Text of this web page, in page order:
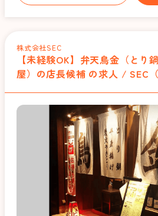
株式会社SEC
【未経験OK】弁天鳥金（とり
屋）の店長候補 の求人 / SEC（